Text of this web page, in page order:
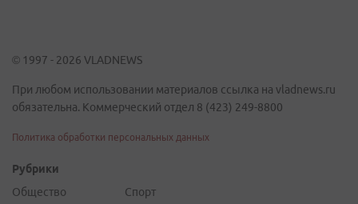
© 1997 - 2026 VLADNEWS
При любом использовании материалов ссылка на vladnews.ru
обязательна. Коммерческий отдел 8 (423) 249-8800
Политика обработки персональных данных
Рубрики
Общество
Спорт